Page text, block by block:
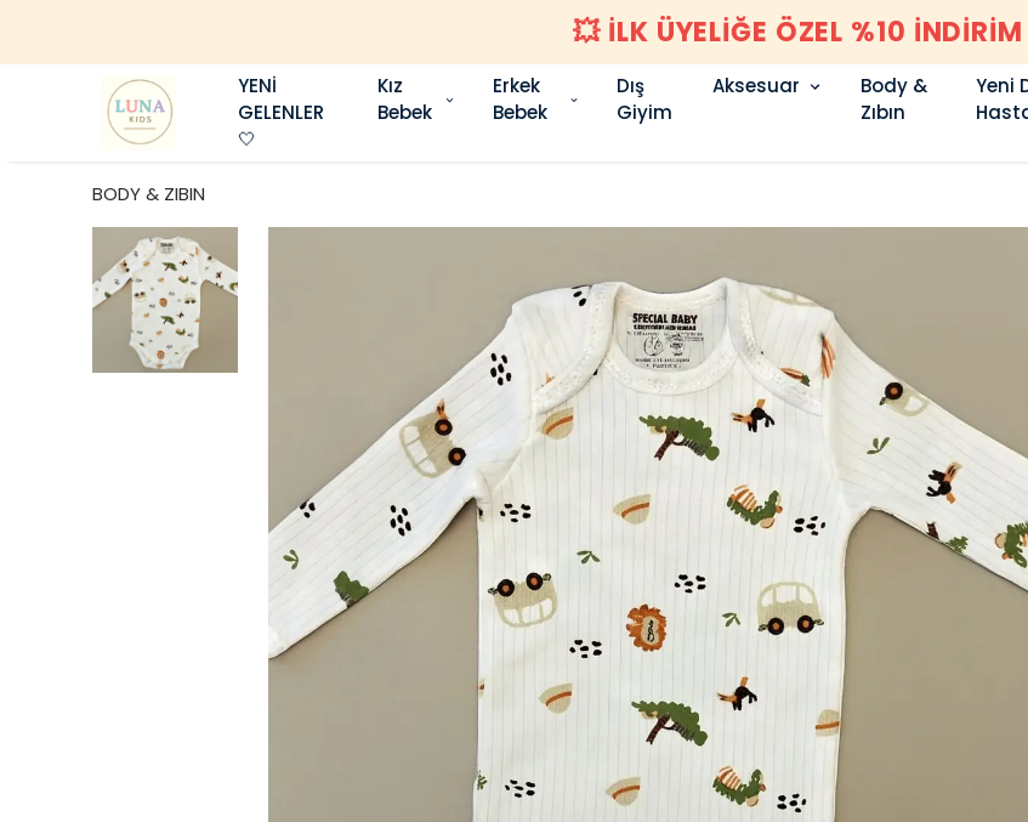
💥 İLK ÜYELİĞE ÖZEL %10
YENİ
GELENLER
🤍
Kız
Bebek
Erkek
Bebek
Dış
Giyim
Aksesuar
Body &
Zıbın
Yeni
BODY & ZIBIN